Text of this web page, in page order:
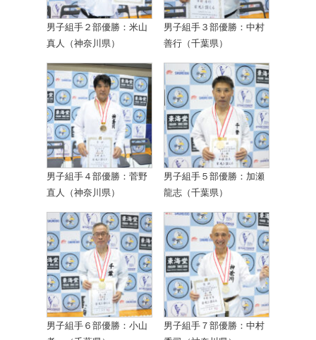
男子組手２部優勝：米山
真人（神奈川県）
男子組手３部優勝：中村
善行（千葉県）
男子組手４部優勝：菅野
直人（神奈川県）
男子組手５部優勝：加瀬
龍志（千葉県）
男子組手６部優勝：小山
男子組手７部優勝：中村